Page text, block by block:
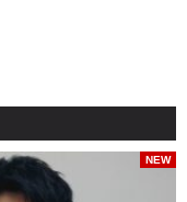
NEW